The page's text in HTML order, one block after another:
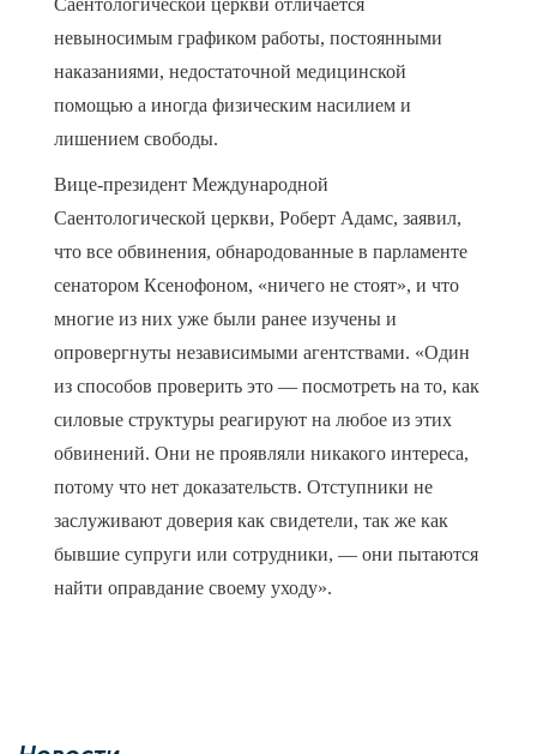
невыносимым графиком работы, постоянными
наказаниями, недостаточной медицинской
помощью а иногда физическим насилием и
лишением свободы.
Вице-президент Международной
Саентологической церкви, Роберт Адамс, заявил,
что все обвинения, обнародованные в парламенте
сенатором Ксенофоном, «ничего не стоят», и что
многие из них уже были ранее изучены и
опровергнуты независимыми агентствами. «Один
из способов проверить это — посмотреть на то, как
силовые структуры реагируют на любое из этих
обвинений. Они не проявляли никакого интереса,
потому что нет доказательств. Отступники не
заслуживают доверия как свидетели, так же как
бывшие супруги или сотрудники, — они пытаются
найти оправдание своему уходу».